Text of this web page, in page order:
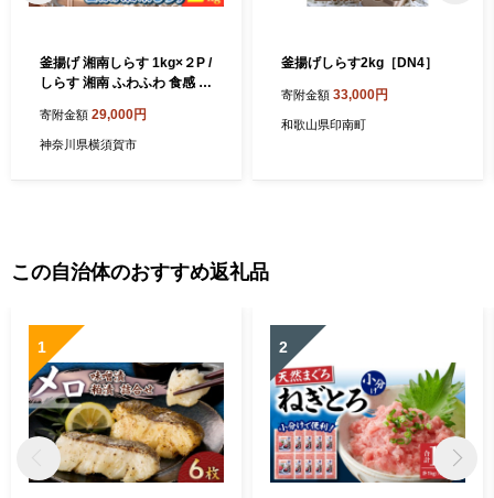
釜揚げ 湘南しらす 1kg×２P /
しらす 湘南 ふわふわ 食感 冷
気 大容量 佐島 横須賀 かなが
わブランド 神奈川県【平敏
寄附金額 29,000円
神奈川県横須賀市
釜揚げしらす2kg［DN4］
寄附金額 33,000円
和歌山県印南町
この自治体のおすすめ返礼品
1 2